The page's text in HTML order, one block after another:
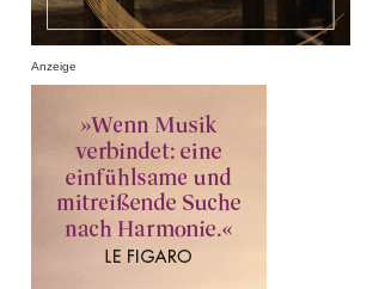
Anzeige